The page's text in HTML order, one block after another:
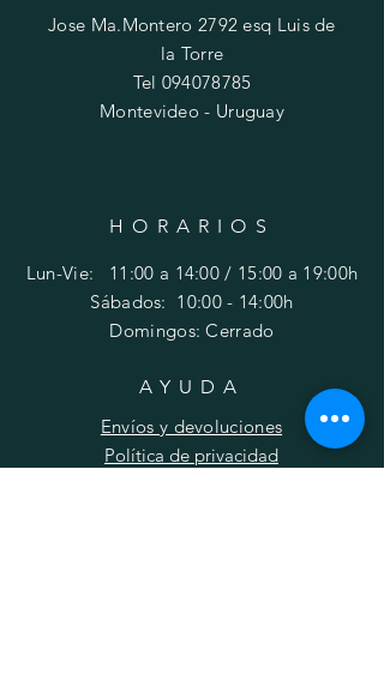
Jose Ma.Montero 2792 esq Luis de
la Torre
Tel 094078785
Montevideo - Uruguay
HORARIOS
Lun-Vie: 11:00 a 14:00 / 15:00 a 19:00h
​​Sábados: 10:00 - 14:00h
Domingos: Cerrado
AYUDA
Envíos y devoluciones
Política de privacidad